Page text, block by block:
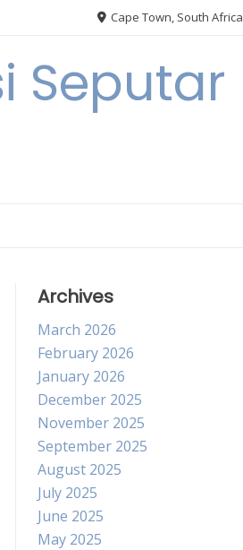
Cape Town, South Africa
Seputar
Archives
March 2026
February 2026
January 2026
December 2025
November 2025
September 2025
August 2025
July 2025
June 2025
May 2025